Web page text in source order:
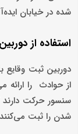
‌شده در خیابان
استفاده از
از حوادث را
سنسور حرکت
شدن را ثبت